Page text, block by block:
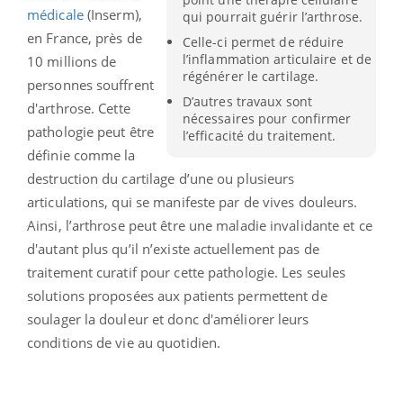
qui pourrait guérir l’arthrose.
Celle-ci permet de réduire
l’inflammation articulaire et de
régénérer le cartilage.
D’autres travaux sont
nécessaires pour confirmer
l’efficacité du traitement.
médicale(Inserm),
en France, près de
10 millions de
personnes souffrent
d'arthrose. Cette
pathologie peut être
définie comme la
destruction du cartilage d’une ou plusieurs
articulations, qui se manifeste par de vives douleurs.
Ainsi, l’arthrose peut être une maladie invalidante et ce
d'autant plus qu’il n’existe actuellement pas de
traitement curatif pour cette pathologie. Les seules
solutions proposées aux patients permettent de
soulager la douleur et donc d'améliorer leurs
conditions de vie au quotidien.